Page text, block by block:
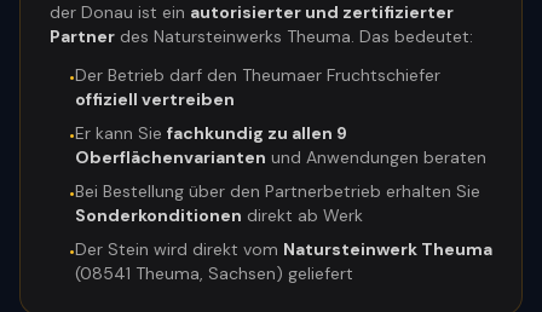
der Donau ist ein autorisierter und zertifizierter
Partner des Natursteinwerks Theuma. Das bedeutet:
•Der Betrieb darf den Theumaer Fruchtschiefer
offiziell vertreiben
•Er kann Sie fachkundig zu allen 9
Oberflächenvarianten und Anwendungen beraten
•Bei Bestellung über den Partnerbetrieb erhalten Sie
Sonderkonditionen direkt ab Werk
•Der Stein wird direkt vom Natursteinwerk Theuma
(08541 Theuma, Sachsen) geliefert